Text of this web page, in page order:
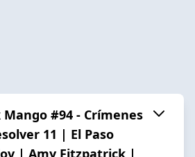
Mango #94 - Crímenes
11 | El Paso
| Amy Fitzpatrick |